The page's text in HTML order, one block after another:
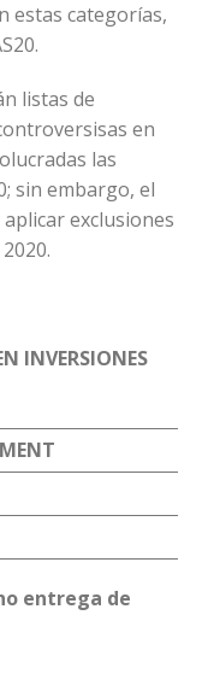
estas categorías,
listas de
en
las
sin embargo, el
exclusiones
INVERSIONES
entrega de